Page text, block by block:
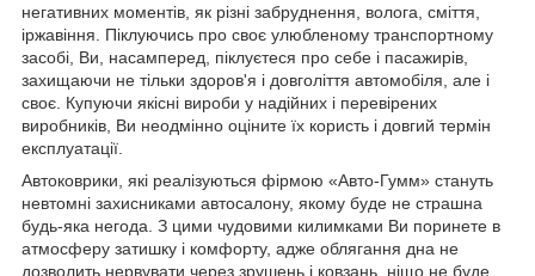
негативних моментів, як різні забруднення, волога, сміття,
іржавіння. Піклуючись про своє улюбленому транспортному
засобі, Ви, насамперед, піклуєтеся про себе і пасажирів,
захищаючи не тільки здоров'я і довголіття автомобіля, але і
своє. Купуючи якісні вироби у надійних і перевірених
виробників, Ви неодмінно оціните їх користь і довгий термін
експлуатації.
Автоковрики, які реалізуються фірмою «Авто-Гумм» стануть
невтомні захисниками автосалону, якому буде не страшна
будь-яка негода. З цими чудовими килимками Ви поринете в
атмосферу затишку і комфорту, адже облягання дна не
дозволить нервувати через зрушень і ковзань, ніщо не буде